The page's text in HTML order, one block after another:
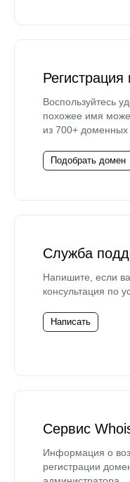
Воспользуйтесь
похожее имя
из 700+ доменных
Подобрать домен
Служба
Напишите, если
консультация по
Написать
Сервис
Информация о
регистрации